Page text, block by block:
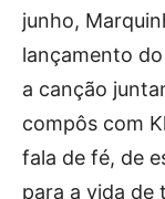
junho,
lançamento do
a canção
compôs com
fala de fé, de
para a vida de